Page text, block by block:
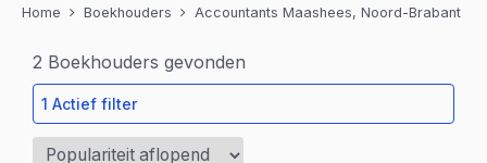
Home Boekhouders Accountants Maashees, Noord-Brabant
2 Boekhouders gevonden
1 Actief filter